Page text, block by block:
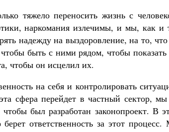
тяжело переносить жизнь с
наркомания излечимы, и мы, как и
надежду на выздоровление, на то,
быть с ними рядом, чтобы
чтобы он исцелил их.
на себя и контролировать
сфера перейдет в частный сектор,
был разработан законопроект. В
ответственность за этот